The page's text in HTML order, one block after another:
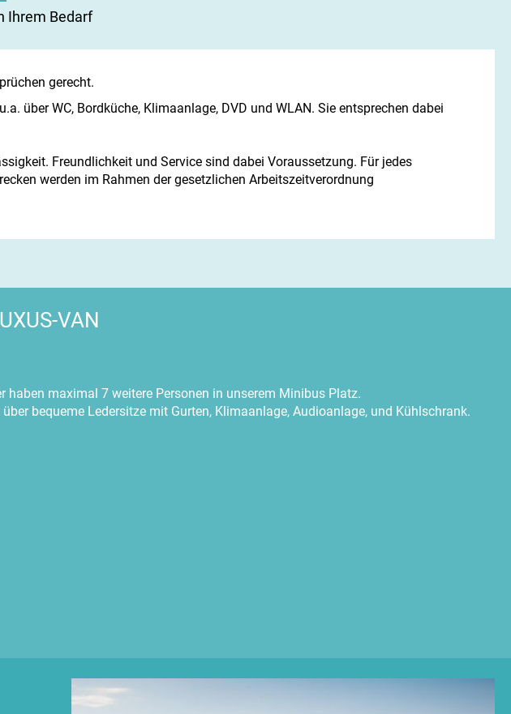
Ihrem Bedarf
gerecht.
über WC, Bordküche, Klimaanlage, DVD und WLAN. Sie entsprechen dabei
Freundlichkeit und Service sind dabei Voraussetzung. Für jedes
werden im Rahmen der gesetzlichen Arbeitszeitverordnung
VAN
haben maximal 7 weitere Personen in unserem Minibus Platz.
bequeme Ledersitze mit Gurten, Klimaanlage, Audioanlage, und Kühlschrank.